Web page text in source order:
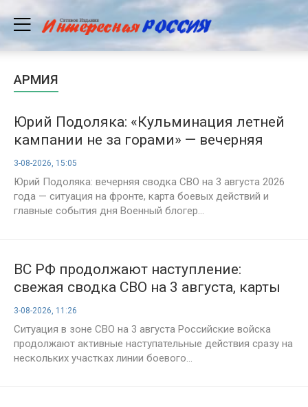
АРМИЯ
Юрий Подоляка: «Кульминация летней
кампании не за горами» — вечерняя
сводка СВО на 3 августа
3-08-2026, 15:05
Юрий Подоляка: вечерняя сводка СВО на 3 августа 2026
года — ситуация на фронте, карта боевых действий и
главные события дня Военный блогер...
ВС РФ продолжают наступление:
свежая сводка СВО на 3 августа, карты
боевых действий и обстановка на
фронтах в 1621-й день спецоперации
3-08-2026, 11:26
Ситуация в зоне СВО на 3 августа Российские войска
продолжают активные наступательные действия сразу на
нескольких участках линии боевого...